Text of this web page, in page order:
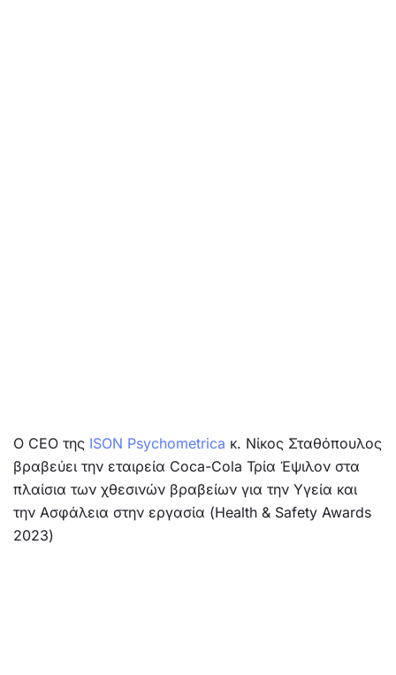
Ο CEO της ISON Psychometrica κ. Νίκος Σταθόπουλος
βραβεύει την εταιρεία Coca-Cola Τρία Έψιλον στα
πλαίσια των χθεσινών βραβείων για την Υγεία και
την Ασφάλεια στην εργασία (Health & Safety Awards
2023)